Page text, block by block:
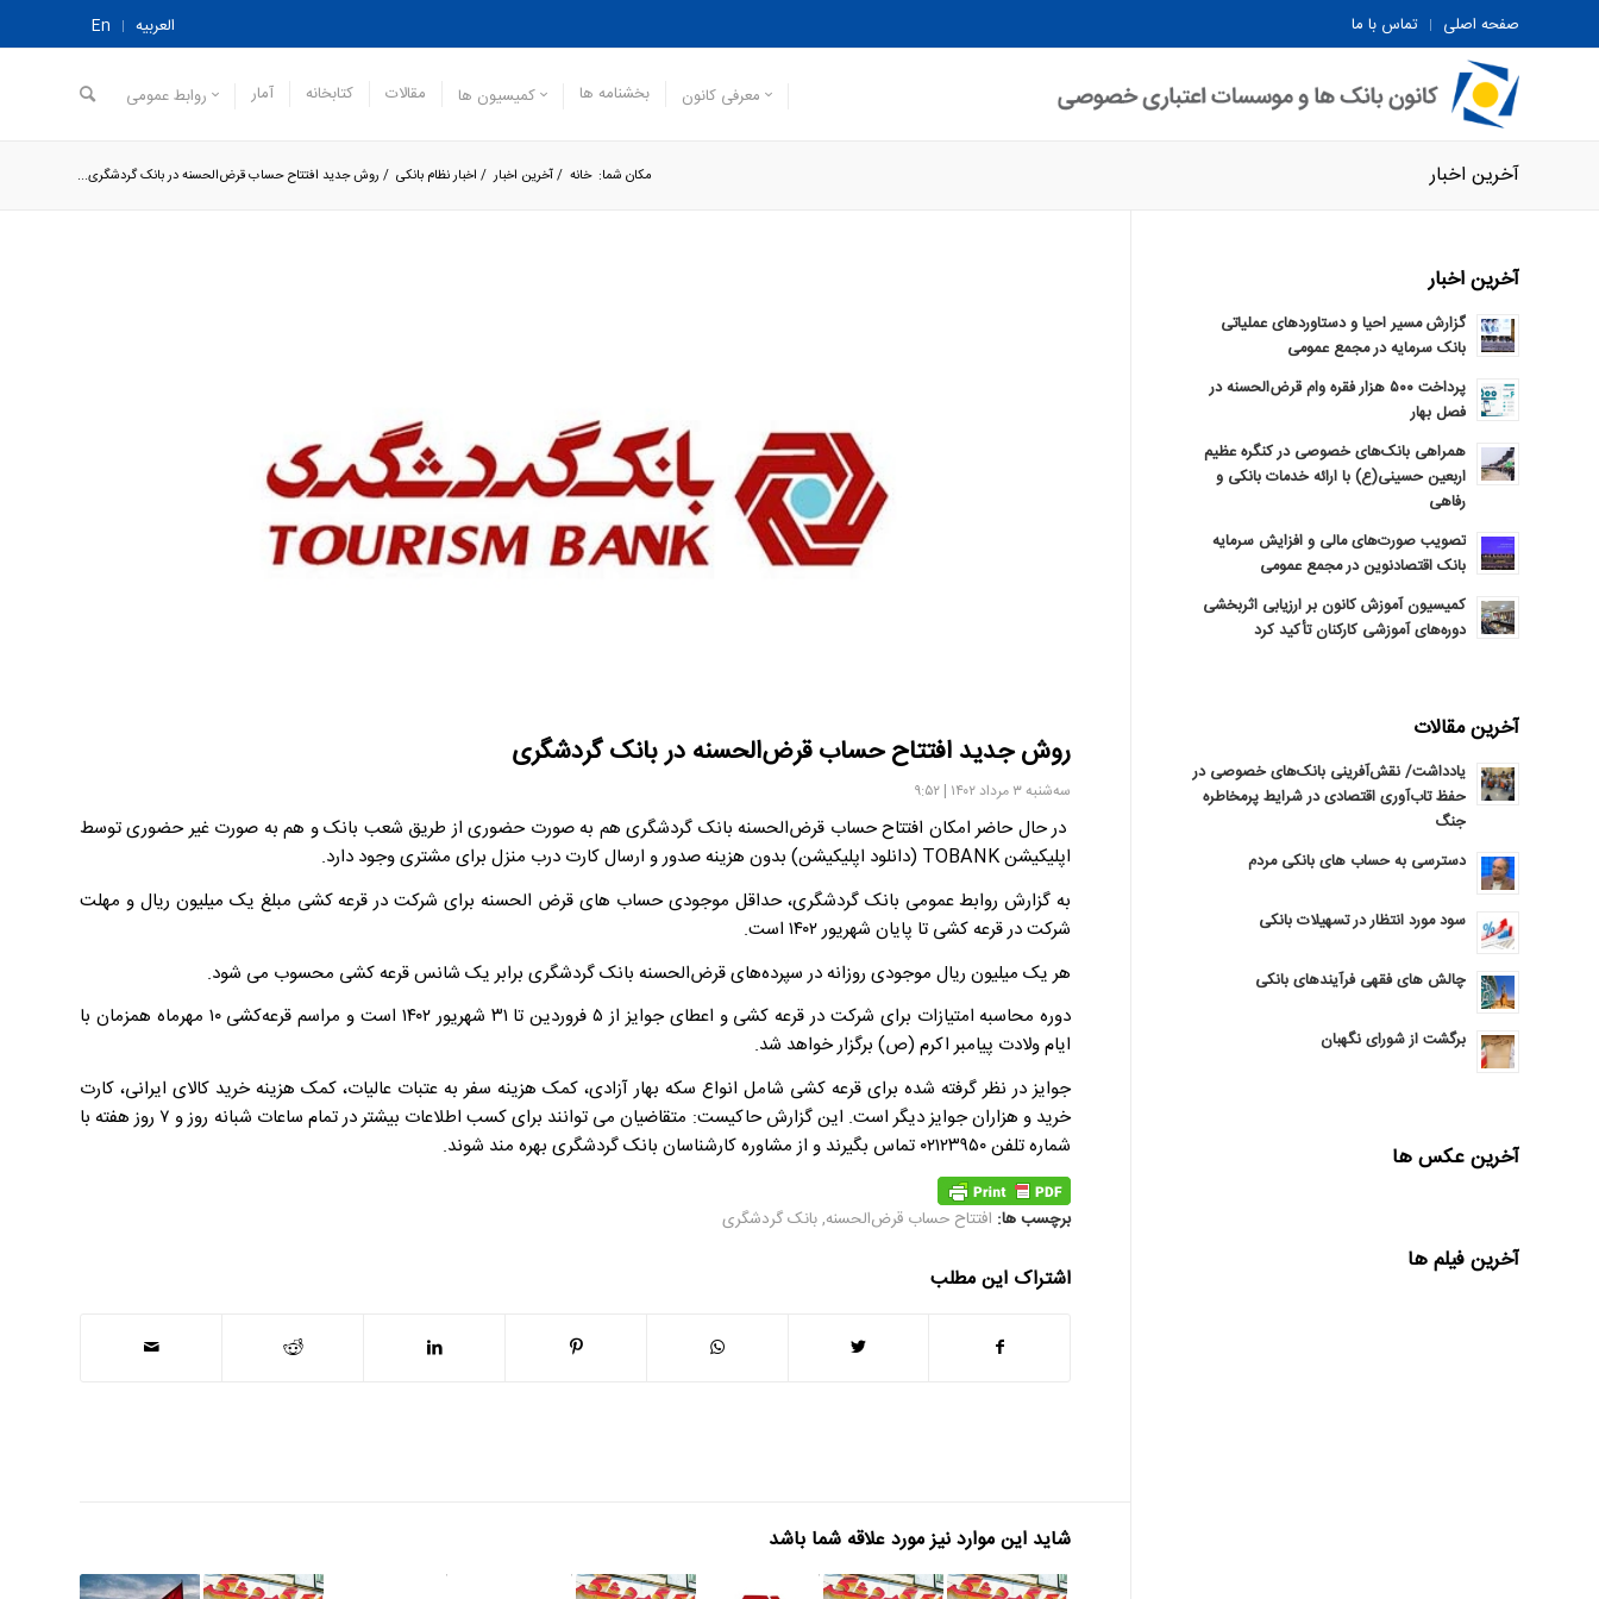
صفحه اصلی تماس با ما العربیه En
معرفی کانون بخشنامه ها کمیسیون ها مقالات کتابخانه آمار روابط عمومی
آخرین اخبار مکان شما: خانه /آخرین اخبار / اخبار نظام بانکی / روش جدید افتتاح حساب قرض‌الحسنه در بانک گردشگری...
روش جدید افتتاح حساب قرض‌الحسنه در بانک گردشگری
سه‌شنبه ۳ مرداد ۱۴۰۲ | ۹:۵۲
در حال حاضر امکان افتتاح حساب قرض‌الحسنه بانک گردشگری هم به صورت حضوری از طریق شعب بانک و هم به صورت غیر حضوری توسط
اپلیکیشن TOBANK (دانلود اپلیکیشن) بدون هزینه صدور و ارسال کارت درب منزل برای مشتری وجود دارد.
به گزارش روابط عمومی بانک گردشگری، حداقل موجودی حساب های قرض الحسنه برای شرکت در قرعه کشی مبلغ یک میلیون ریال و مهلت
شرکت در قرعه کشی تا پایان شهریور ۱۴۰۲ است.
هر یک میلیون ریال موجودی روزانه در سپرده‌های قرض‌الحسنه بانک گردشگری برابر یک شانس قرعه کشی محسوب می شود.
دوره محاسبه امتیازات برای شرکت در قرعه کشی و اعطای جوایز از ۵ فروردین تا ۳۱ شهریور ۱۴۰۲ است و مراسم قرعه‌کشی ۱۰ مهرماه همزمان با
ایام ولادت پیامبر اکرم (ص) برگزار خواهد شد.
جوایز در نظر گرفته شده برای قرعه کشی شامل انواع سکه بهار آزادی، کمک هزینه سفر به عتبات عالیات، کمک هزینه خرید کالای ایرانی، کارت
خرید و هزاران جوایز دیگر است. این گزارش حاکیست: متقاضیان می توانند برای کسب اطلاعات بیشتر در تمام ساعات شبانه روز و ۷ روز هفته با
شماره تلفن ۰۲۱۲۳۹۵۰ تماس بگیرند و از مشاوره کارشناسان بانک گردشگری بهره مند شوند.
برچسب ها: افتتاح حساب قرض‌الحسنه,بانک گردشگری
اشتراک این مطلب
شاید این موارد نیز مورد علاقه شما باشد
آخرین اخبار
گزارش مسیر احیا و دستاوردهای عملیاتی
بانک سرمایه در مجمع عمومی
پرداخت ۵۰۰ هزار فقره وام قرض‌الحسنه در
فصل بهار
همراهی بانک‌های خصوصی در کنگره عظیم
اربعین حسینی(ع) با ارائه خدمات بانکی و
رفاهی
تصویب صورت‌های مالی و افزایش سرمایه
بانک اقتصادنوین در مجمع عمومی
کمیسیون آموزش کانون بر ارزیابی اثربخشی
دوره‌های آموزشی کارکنان تأکید کرد
آخرین مقالات
یادداشت/ نقش‌آفرینی بانک‌های خصوصی در
حفظ تاب‌آوری اقتصادی در شرایط پرمخاطره
جنگ
دسترسی به حساب های بانکی مردم
سود مورد انتظار در تسهیلات بانکی
چالش های فقهی فرآیندهای بانکی
برگشت از شورای نگهبان
آخرین عکس ها
آخرین فیلم ها